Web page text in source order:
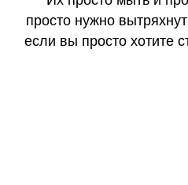
просто нужно
если вы просто хотите